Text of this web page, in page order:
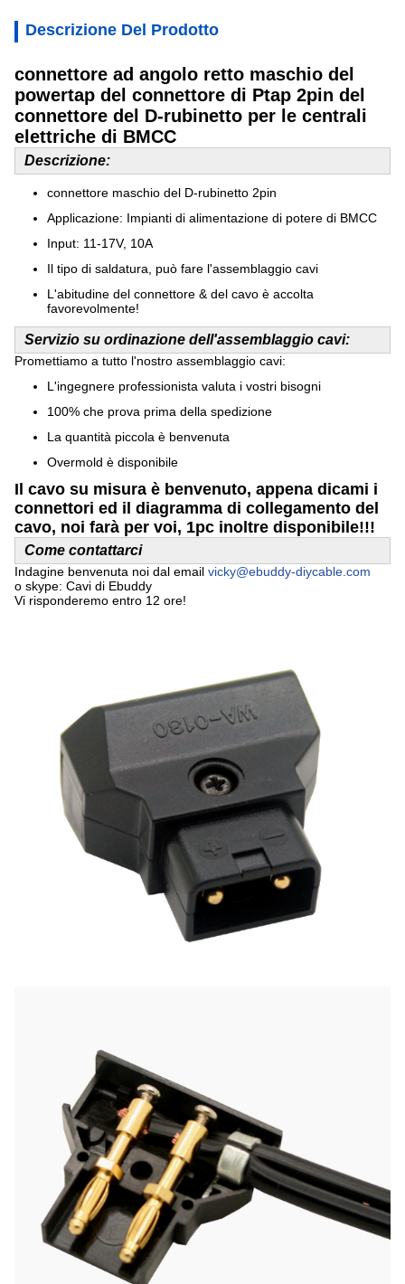
Descrizione Del Prodotto
connettore ad angolo retto maschio del
powertap del connettore di Ptap 2pin del
connettore del D-rubinetto per le centrali
elettriche di BMCC
Descrizione:
connettore maschio del D-rubinetto 2pin
Applicazione: Impianti di alimentazione di potere di BMCC
Input: 11-17V, 10A
Il tipo di saldatura, può fare l'assemblaggio cavi
L'abitudine del connettore & del cavo è accolta
favorevolmente!
Servizio su ordinazione dell'assemblaggio cavi:
Promettiamo a tutto l'nostro assemblaggio cavi:
L'ingegnere professionista valuta i vostri bisogni
100% che prova prima della spedizione
La quantità piccola è benvenuta
Overmold è disponibile
Il cavo su misura è benvenuto, appena dicami i
connettori ed il diagramma di collegamento del
cavo, noi farà per voi, 1pc inoltre disponibile!!!
Come contattarci
Indagine benvenuta noi dal email vicky@ebuddy-diycable.com
o skype: Cavi di Ebuddy
Vi risponderemo entro 12 ore!